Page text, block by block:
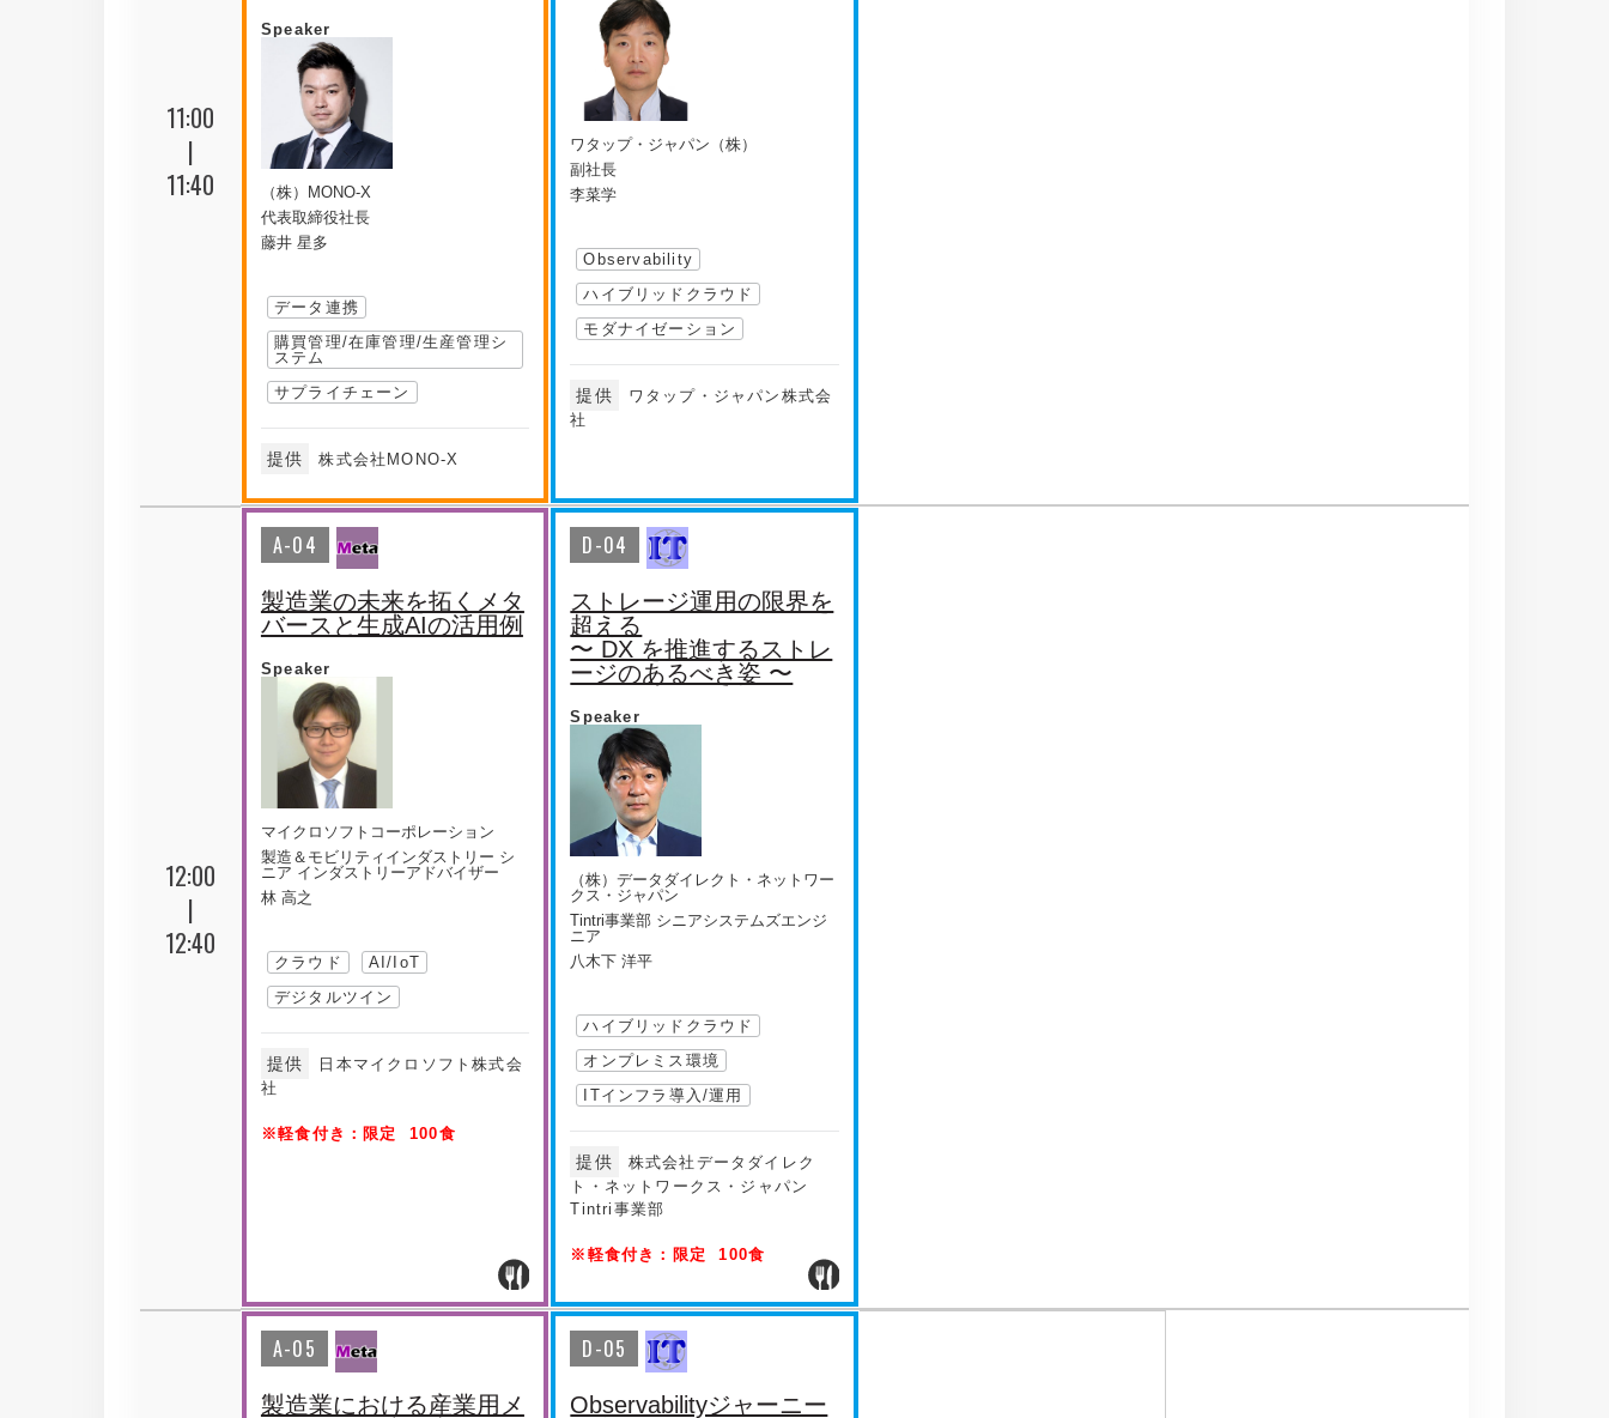
11:00
|
11:40
Speaker
（株）MONO-X
代表取締役社長
藤井 星多
データ連携
購買管理/在庫管理/生産管理シ
ステム
サプライチェーン
提供 株式会社MONO-X
ワタップ・ジャパン（株）
副社長
李菜学
Observability
ハイブリッドクラウド
モダナイゼーション
提供
ワタップ・ジャパン株式会
社
12:00
|
12:40
A-04
製造業の未来を拓くメタ
バースと生成AIの活用例
Speaker
マイクロソフトコーポレーション
製造＆モビリティインダストリー シ
ニア インダストリーアドバイザー
林 高之
クラウド
AI/IoT
デジタルツイン
提供
日本マイクロソフト株式会
社
※軽食付き：限定 100食
D-04
ストレージ運用の限界を
超える
〜 DX を推進するストレ
ージのあるべき姿 〜
Speaker
（株）データダイレクト・ネットワー
クス・ジャパン
Tintri事業部 シニアシステムズエンジ
ニア
八木下 洋平
ハイブリッドクラウド
オンプレミス環境
ITインフラ導入/運用
提供
株式会社データダイレク
ト・ネットワークス・ジャパン
Tintri事業部
※軽食付き：限定 100食
A-05
製造業における産業用メ
D-05
Observabilityジャーニー